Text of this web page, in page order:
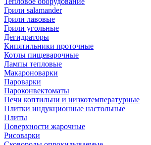
Грили salamander
Грили лавовые
Грили угольные
Дегидраторы
Кипятильники проточные
Котлы пищеварочные
Лампы тепловые
Макароноварки
Пароварки
Пароконвектоматы
Печи коптильни и низкотемпературные
Плитки индукционные настольные
Плиты
Поверхности жарочные
Рисоварки